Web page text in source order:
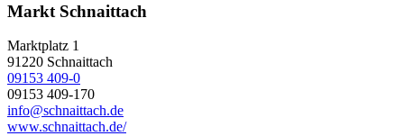
Markt Schnaittach
Marktplatz 1
91220 Schnaittach
09153 409-0
09153 409-170
info@schnaittach.de
www.schnaittach.de/